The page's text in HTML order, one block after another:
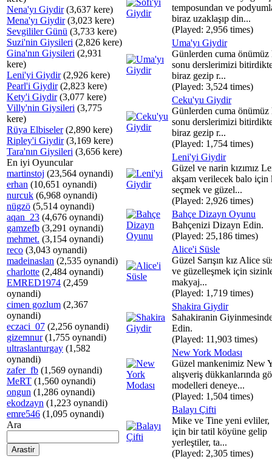
Nena'yı Giydir(3,637 kere)
Mena'yı Giydir(3,023 kere)
Sevgililer Günü (3,733 kere)
Suzi'nin Giysileri (2,826 kere)
Gina'nın Giysileri (2,931
kere)
Leni'yi Giydir(2,926 kere)
Pearl'i Giydir(2,823 kere)
Kety'i Giydir(3,077 kere)
Villy'nin Giysileri (3,775
kere)
Rüya Elbiseler(2,890 kere)
Ripley'i Giydir(3,169 kere)
Tara'nın Giysileri (3,656 kere)
En iyi Oyuncular
martinstoj (23,564 oynandi)
erhan (10,651 oynandi)
nurcuk (6,968 oynandi)
nügzö (5,514 oynandi)
aqan_23 (4,676 oynandi)
gamzefb (3,291 oynandi)
mehmet. (3,154 oynandi)
reco (3,043 oynandi)
madeinaslan (2,535 oynandi)
charlotte (2,484 oynandi)
EMRED1974 (2,459
oynandi)
cimen gozlum (2,367
oynandi)
eczaci_07 (2,256 oynandi)
gizemnur(1,755 oynandi)
ultraslanturgay (1,582
oynandi)
zafer_fb (1,569 oynandi)
MeRT (1,560 oynandi)
ongun (1,286 oynandi)
ekodzayn (1,223 oynandi)
emre546 (1,095 oynandi)
Ara
temposundan ve
biraz uzaklaşıp din...
(Played: 2,956 times)
Uma'yı Giydir
Günlerden cuma önümüz
sonu derslerimizi
biraz gezip r...
(Played: 3,524 times)
Ceku'yu Giydir
Günlerden cuma önümüz
sonu derslerimizi
biraz gezip r...
(Played: 1,754 times)
Leni'yi Giydir
Güzel ve narin kızımız
akşam verilecek balo için
seçmek ve güzel...
(Played: 2,926 times)
Bahçe Dizayn Oyunu
Bahçenizi Dizayn Edin.
(Played: 25,186 times)
Alice'i Süsle
Güzel Sarışın kız Alice
ve güzelleşmek için
makyaj...
(Played: 1,719 times)
Shakira Giydir
Sahakiranin
Edin.
(Played: 11,903 times)
New York Modası
Güzel mankenimiz New
alışveriş dükkanlarında
modelleri deneye...
(Played: 1,504 times)
Balayı Çifti
Mike ve Tine yeni evliler,
için bir tatil köyüne gelip
yerleştiler, ta...
(Played: 2,305 times)